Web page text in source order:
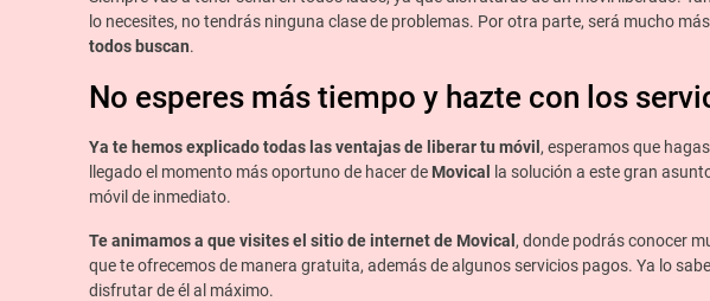
lo necesites, no tendrás ninguna clase de problemas. Por otra parte, será mucho
todos buscan.
No esperes más tiempo y hazte con los
Ya te hemos explicado todas las ventajas de liberar tu móvil , esperamos que
llegado el momento más oportuno de hacer de Movical
la solución a este gran
móvil de inmediato.
Te animamos a que visites el sitio de internet de Movical , donde podrás conocer
que te ofrecemos de manera gratuita, además de algunos servicios pagos. Ya lo
disfrutar de él al máximo.